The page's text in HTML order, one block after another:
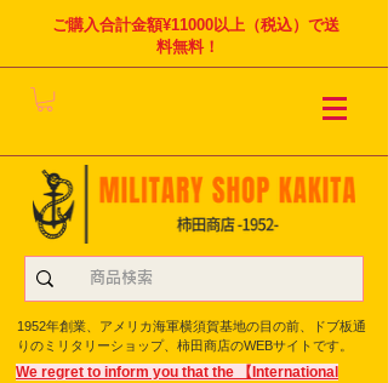
ご購入合計金額¥11000以上（税込）で送
料無料！
1952年創業、アメリカ海軍横須賀基地の目の前、ドブ板通
りのミリタリーショップ、柿田商店のWEBサイトです。
We regret to inform you that the 【International